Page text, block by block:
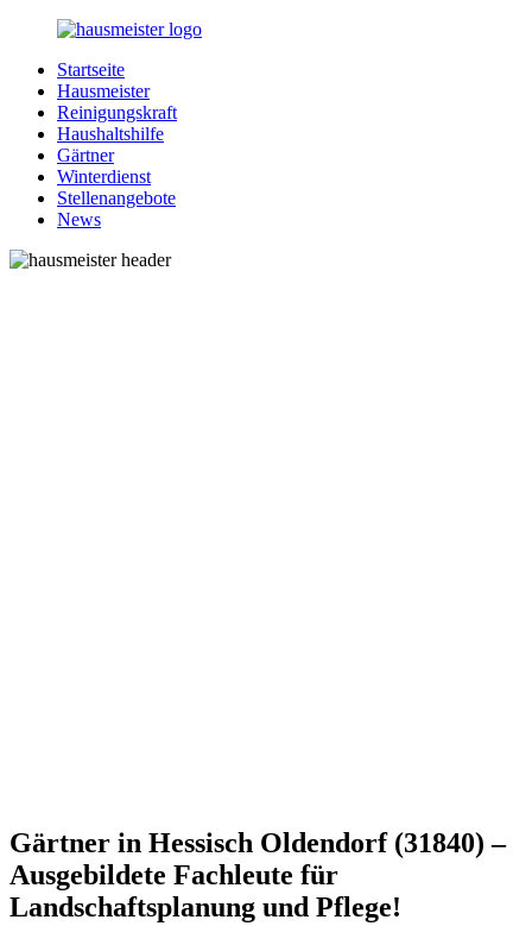
Zurück
Inhalt
Hausmeister.de
Alles
rund
Ihren
Haushalt
Startseite
Hausmeister
Reinigungskraft
Haushaltshilfe
Gärtner
Winterdienst
Stellenangebote
News
Gärtner in Hessisch Oldendorf (31840) –
Ausgebildete Fachleute für
Landschaftsplanung und Pflege!